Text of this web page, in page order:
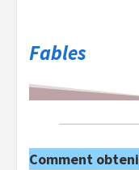
Fables
Comment